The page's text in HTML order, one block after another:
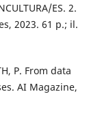
ES. 2.
2023. 61 p.; il.
P. From data
AI Magazine,